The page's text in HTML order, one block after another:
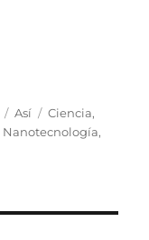
Categories
Así Tags
Ciencia,
Nanotecnología,